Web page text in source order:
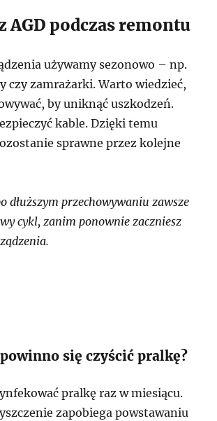
AGD podczas remontu
używamy sezonowo – np.
czy zamrażarki. Warto wiedzieć,
by uniknąć uszkodzeń.
kable. Dzięki temu
sprawne przez kolejne
dłuższym przechowywaniu zawsze
cykl, zanim ponownie zaczniesz
się czyścić pralkę?
pralkę raz w miesiącu.
zapobiega powstawaniu